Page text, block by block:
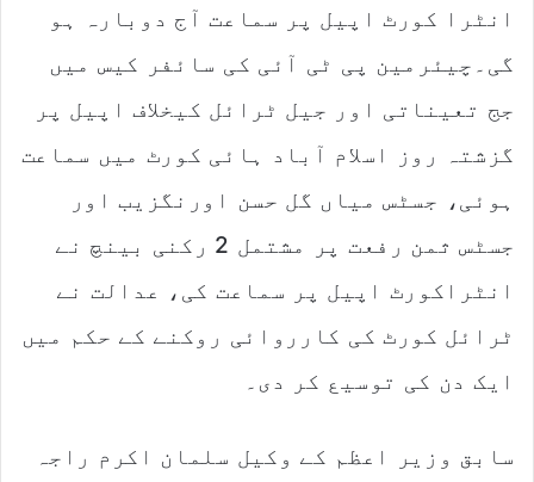
i
انٹرا کورٹ اپیل پر سماعت آج دوبارہ ہو
گی۔چیئرمین پی ٹی آئی کی سائفر کیس میں
جج تعیناتی اور جیل ٹرائل کیخلاف اپیل پر
گزشتہ روز اسلام آباد ہائی کورٹ میں سماعت
ہوئی، جسٹس میاں گل حسن اورنگزیب اور
جسٹس ثمن رفعت پر مشتمل 2 رکنی بینچ نے
انٹراکورٹ اپیل پر سماعت کی، عدالت نے
ٹرائل کورٹ کی کارروائی روکنے کے حکم میں
ایک دن کی توسیع کر دی۔
سابق وزیر اعظم کے وکیل سلمان اکرم راجہ